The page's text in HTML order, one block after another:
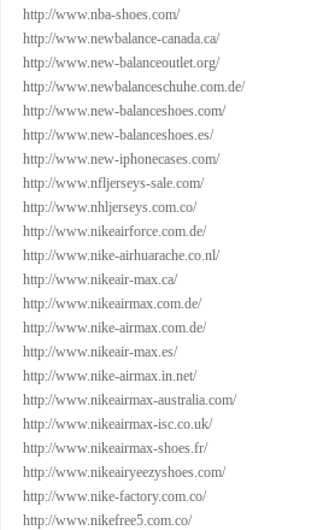
http://www.nba-shoes.com/
http://www.newbalance-canada.ca/
http://www.new-balanceoutlet.org/
http://www.newbalanceschuhe.com.de/
http://www.new-balanceshoes.com/
http://www.new-balanceshoes.es/
http://www.new-iphonecases.com/
http://www.nfljerseys-sale.com/
http://www.nhljerseys.com.co/
http://www.nikeairforce.com.de/
http://www.nike-airhuarache.co.nl/
http://www.nikeair-max.ca/
http://www.nikeairmax.com.de/
http://www.nike-airmax.com.de/
http://www.nikeair-max.es/
http://www.nike-airmax.in.net/
http://www.nikeairmax-australia.com/
http://www.nikeairmax-isc.co.uk/
http://www.nikeairmax-shoes.fr/
http://www.nikeairyeezyshoes.com/
http://www.nike-factory.com.co/
http://www.nikefree5.com.co/